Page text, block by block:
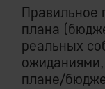
Правильное
плана
реальных
плане/